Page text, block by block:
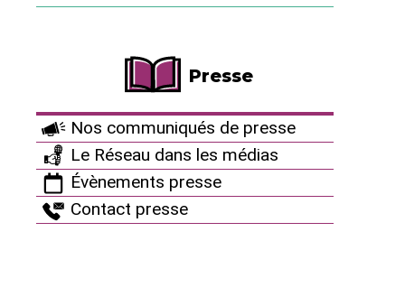
Presse
Nos communiqués de presse
Le Réseau dans les médias
Évènements presse
Contact presse
Autres ressources
Ça peut aussi vous
intéresser